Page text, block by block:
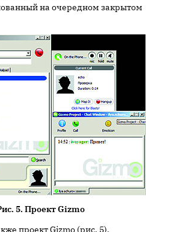
на очередном закрытом
5. Проект Gizmo
проект Gizmo (рис. 5),